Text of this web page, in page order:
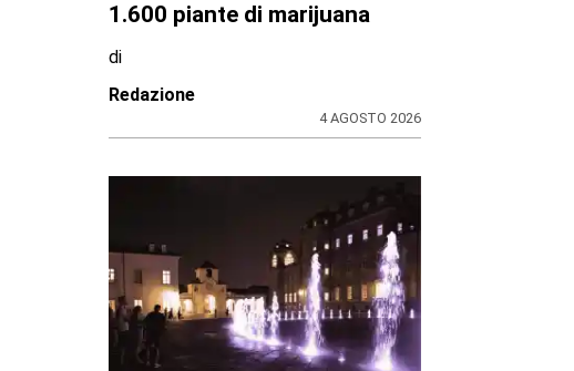
1.600 piante di marijuana
di
Redazione
4 AGOSTO 2026